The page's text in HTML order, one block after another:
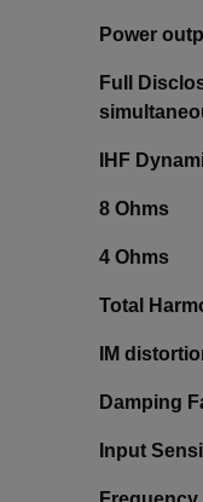
Power
Full
IHF
8 Ohms
4 Ohms
Total
IM
Damping
Input